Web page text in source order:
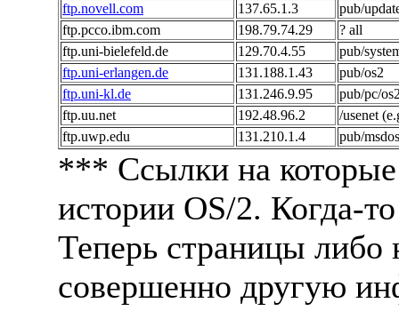
ftp.novell.com
137.65.1.3
pub/
ftp.pcco.ibm.com
198.79.74.29
? all
ftp.uni-bielefeld.de
129.70.4.55
pub/
ftp.uni-erlangen.de
131.188.1.43
pub/os2
ftp.uni-kl.de
131.246.9.95
pub/pc/
ftp.uu.net
192.48.96.2
/usenet
ftp.uwp.edu
131.210.1.4 pub/
*** Ссылки на которые
истории OS/2. Когда-
Теперь страницы либо
совершенно другую